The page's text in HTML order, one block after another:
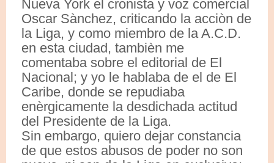
Nueva York el cronista y voz comercial
Oscar Sànchez, criticando la acciòn de
la Liga, y como miembro de la A.C.D.
en esta ciudad, tambièn me
comentaba sobre el editorial de El
Nacional; y yo le hablaba de el de El
Caribe, donde se repudiaba
enèrgicamente la desdichada actitud
del Presidente de la Liga.
Sin embargo, quiero dejar constancia
de que estos abusos de poder no son